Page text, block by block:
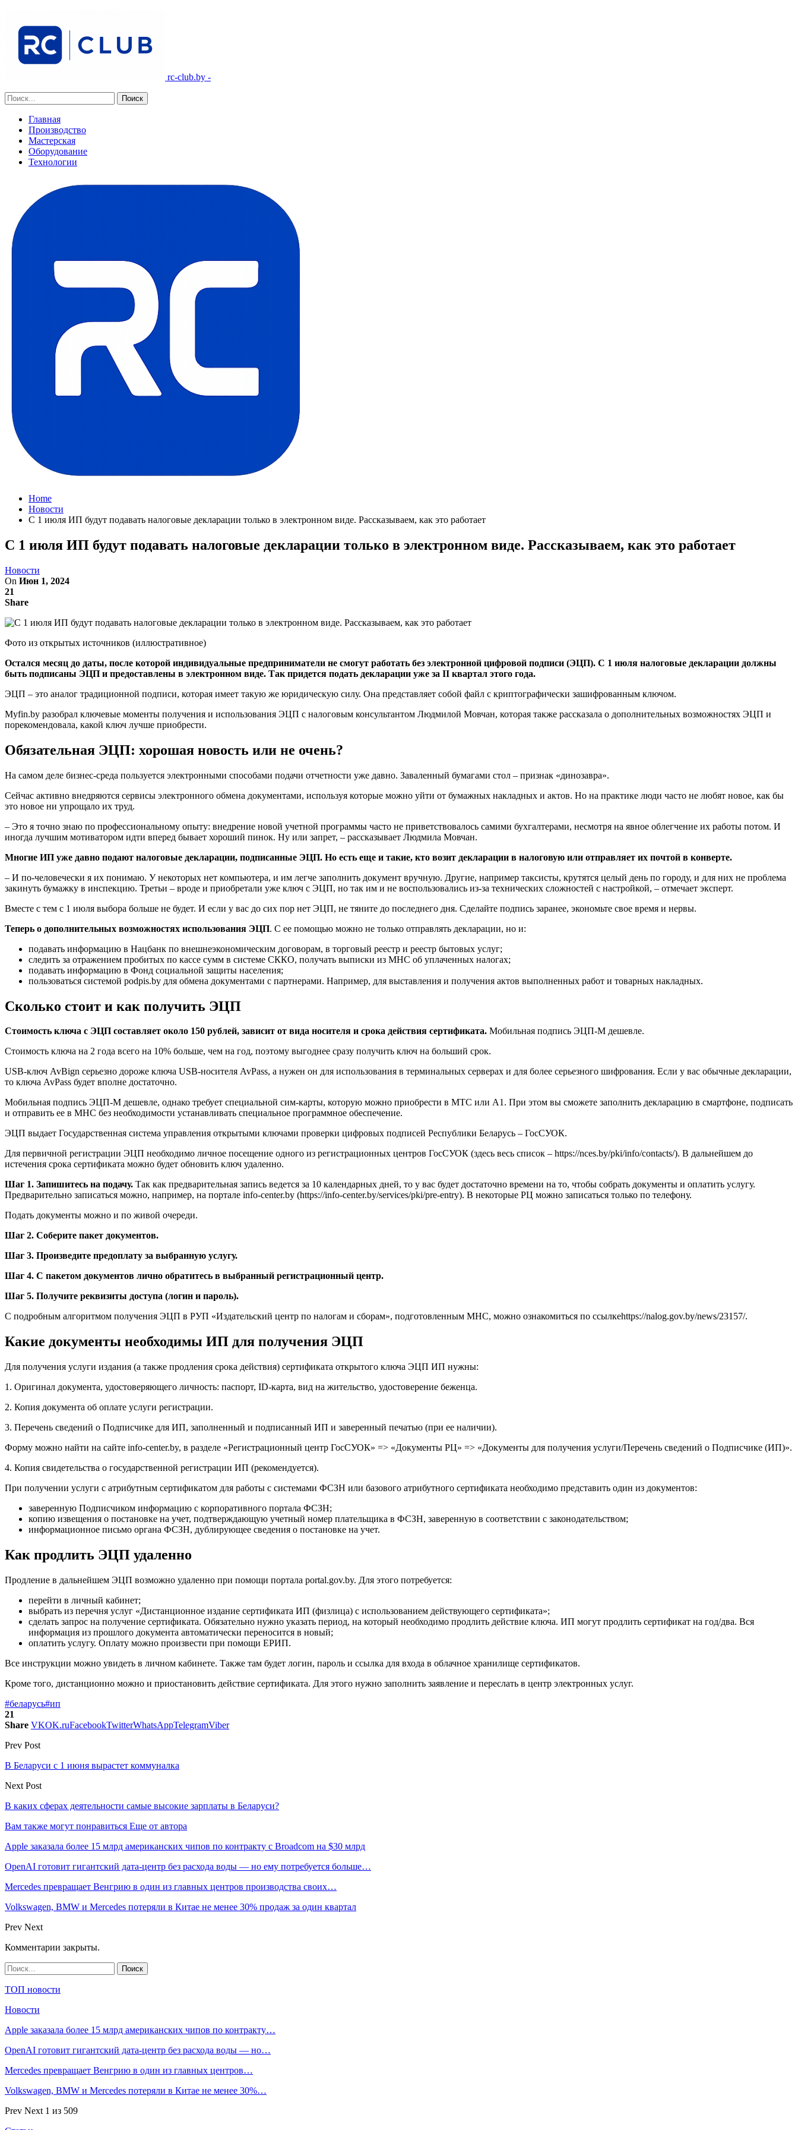
rc-club.by -
Главная
Производство
Мастерская
Оборудование
Технологии
Home
Новости
С 1 июля ИП будут подавать налоговые декларации только в электронном виде. Рассказываем, как это работает
С 1 июля ИП будут подавать налоговые декларации только в электронном виде. Рассказываем, как это работает
Новости
On Июн 1, 2024
21
Share
Фото из открытых источников (иллюстративное)
Остался месяц до даты, после которой индивидуальные предприниматели не смогут работать без электронной цифровой подписи (ЭЦП). С 1 июля налоговые декларации должны
быть подписаны ЭЦП и предоставлены в электронном виде. Так придется подать декларации уже за II квартал этого года.
ЭЦП – это аналог традиционной подписи, которая имеет такую же юридическую силу. Она представляет собой файл с криптографически зашифрованным ключом.
Myfin.by разобрал ключевые моменты получения и использования ЭЦП с налоговым консультантом Людмилой Мовчан, которая также рассказала о дополнительных возможностях ЭЦП и
порекомендовала, какой ключ лучше приобрести.
Обязательная ЭЦП: хорошая новость или не очень?
На самом деле бизнес-среда пользуется электронными способами подачи отчетности уже давно. Заваленный бумагами стол – признак «динозавра».
Сейчас активно внедряются сервисы электронного обмена документами, используя которые можно уйти от бумажных накладных и актов. Но на практике люди часто не любят новое, как бы
это новое ни упрощало их труд.
– Это я точно знаю по профессиональному опыту: внедрение новой учетной программы часто не приветствовалось самими бухгалтерами, несмотря на явное облегчение их работы потом. И
иногда лучшим мотиватором идти вперед бывает хороший пинок. Ну или запрет, – рассказывает Людмила Мовчан.
Многие ИП уже давно подают налоговые декларации, подписанные ЭЦП. Но есть еще и такие, кто возит декларации в налоговую или отправляет их почтой в конверте.
– И по-человечески я их понимаю. У некоторых нет компьютера, и им легче заполнить документ вручную. Другие, например таксисты, крутятся целый день по городу, и для них не проблема
закинуть бумажку в инспекцию. Третьи – вроде и приобретали уже ключ с ЭЦП, но так им и не воспользовались из-за технических сложностей с настройкой, – отмечает эксперт.
Вместе с тем с 1 июля выбора больше не будет. И если у вас до сих пор нет ЭЦП, не тяните до последнего дня. Сделайте подпись заранее, экономьте свое время и нервы.
Теперь о дополнительных возможностях использования ЭЦП. С ее помощью можно не только отправлять декларации, но и:
подавать информацию в Нацбанк по внешнеэкономическим договорам, в торговый реестр и реестр бытовых услуг;
следить за отражением пробитых по кассе сумм в системе СККО, получать выписки из МНС об уплаченных налогах;
подавать информацию в Фонд социальной защиты населения;
пользоваться системой podpis.by для обмена документами с партнерами. Например, для выставления и получения актов выполненных работ и товарных накладных.
Сколько стоит и как получить ЭЦП
Стоимость ключа с ЭЦП составляет около 150 рублей, зависит от вида носителя и срока действия сертификата. Мобильная подпись ЭЦП-М дешевле.
Стоимость ключа на 2 года всего на 10% больше, чем на год, поэтому выгоднее сразу получить ключ на больший срок.
USB-ключ AvBign серьезно дороже ключа USB-носителя AvPass, а нужен он для использования в терминальных серверах и для более серьезного шифрования. Если у вас обычные декларации,
то ключа AvPass будет вполне достаточно.
Мобильная подпись ЭЦП-М дешевле, однако требует специальной сим-карты, которую можно приобрести в МТС или А1. При этом вы сможете заполнить декларацию в смартфоне, подписать
и отправить ее в МНС без необходимости устанавливать специальное программное обеспечение.
ЭЦП выдает Государственная система управления открытыми ключами проверки цифровых подписей Республики Беларусь – ГосСУОК.
Для первичной регистрации ЭЦП необходимо личное посещение одного из регистрационных центров ГосСУОК (здесь весь список – https://nces.by/pki/info/contacts/). В дальнейшем до
истечения срока сертификата можно будет обновить ключ удаленно.
Шаг 1. Запишитесь на подачу. Так как предварительная запись ведется за 10 календарных дней, то у вас будет достаточно времени на то, чтобы собрать документы и оплатить услугу.
Предварительно записаться можно, например, на портале info-center.by (https://info-center.by/services/pki/pre-entry). В некоторые РЦ можно записаться только по телефону.
Подать документы можно и по живой очереди.
Шаг 2. Соберите пакет документов.
Шаг 3. Произведите предоплату за выбранную услугу.
Шаг 4. С пакетом документов лично обратитесь в выбранный регистрационный центр.
Шаг 5. Получите реквизиты доступа (логин и пароль).
С подробным алгоритмом получения ЭЦП в РУП «Издательский центр по налогам и сборам», подготовленным МНС, можно ознакомиться по ссылкеhttps://nalog.gov.by/news/23157/.
Какие документы необходимы ИП для получения ЭЦП
Для получения услуги издания (а также продления срока действия) сертификата открытого ключа ЭЦП ИП нужны:
1. Оригинал документа, удостоверяющего личность: паспорт, ID-карта, вид на жительство, удостоверение беженца.
2. Копия документа об оплате услуги регистрации.
3. Перечень сведений о Подписчике для ИП, заполненный и подписанный ИП и заверенный печатью (при ее наличии).
Форму можно найти на сайте info-center.by, в разделе «Регистрационный центр ГосСУОК» => «Документы РЦ» => «Документы для получения услуги/Перечень сведений о Подписчике (ИП)».
4. Копия свидетельства о государственной регистрации ИП (рекомендуется).
При получении услуги с атрибутным сертификатом для работы с системами ФСЗН или базового атрибутного сертификата необходимо представить один из документов:
заверенную Подписчиком информацию с корпоративного портала ФСЗН;
копию извещения о постановке на учет, подтверждающую учетный номер плательщика в ФСЗН, заверенную в соответствии с законодательством;
информационное письмо органа ФСЗН, дублирующее сведения о постановке на учет.
Как продлить ЭЦП удаленно
Продление в дальнейшем ЭЦП возможно удаленно при помощи портала portal.gov.by. Для этого потребуется:
перейти в личный кабинет;
выбрать из перечня услуг «Дистанционное издание сертификата ИП (физлица) с использованием действующего сертификата»;
сделать запрос на получение сертификата. Обязательно нужно указать период, на который необходимо продлить действие ключа. ИП могут продлить сертификат на год/два. Вся
информация из прошлого документа автоматически переносится в новый;
оплатить услугу. Оплату можно произвести при помощи ЕРИП.
Все инструкции можно увидеть в личном кабинете. Также там будет логин, пароль и ссылка для входа в облачное хранилище сертификатов.
Кроме того, дистанционно можно и приостановить действие сертификата. Для этого нужно заполнить заявление и переслать в центр электронных услуг.
#беларусь#ип
21
Share VKOK.ruFacebookTwitterWhatsAppTelegramViber
Prev Post
В Беларуси с 1 июня вырастет коммуналка
Next Post
В каких сферах деятельности самые высокие зарплаты в Беларуси?
Вам также могут понравиться Еще от автора
Apple заказала более 15 млрд американских чипов по контракту с Broadcom на $30 млрд
OpenAI готовит гигантский дата-центр без расхода воды — но ему потребуется больше…
Mercedes превращает Венгрию в один из главных центров производства своих…
Volkswagen, BMW и Mercedes потеряли в Китае не менее 30% продаж за один квартал
Prev Next
Комментарии закрыты.
ТОП новости
Новости
Apple заказала более 15 млрд американских чипов по контракту…
OpenAI готовит гигантский дата-центр без расхода воды — но…
Mercedes превращает Венгрию в один из главных центров…
Volkswagen, BMW и Mercedes потеряли в Китае не менее 30%…
Prev Next 1 из 509